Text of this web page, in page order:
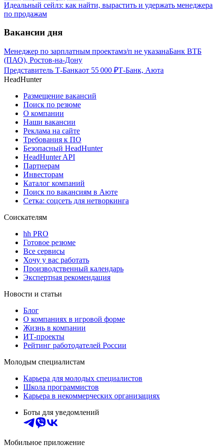
Идеальный сейлз: как найти, вырастить и удержать менеджера
по продажам
Вакансии дня
Менеджер по зарплатным проектамз/п не указанаБанк ВТБ
(ПАО), Ростов-на-Дону
Представитель Т-Банкаот 55 000 ₽Т-Банк, Аюта
HeadHunter
Размещение вакансий
Поиск по резюме
О компании
Наши вакансии
Реклама на сайте
Требования к ПО
Безопасный HeadHunter
HeadHunter API
Партнерам
Инвесторам
Каталог компаний
Поиск по вакансиям в Аюте
Сетка: соцсеть для нетворкинга
Соискателям
hh PRO
Готовое резюме
Все сервисы
Хочу у вас работать
Производственный календарь
Экспертная рекомендация
Новости и статьи
Блог
О компаниях в игровой форме
Жизнь в компании
ИТ-проекты
Рейтинг работодателей России
Молодым специалистам
Карьера для молодых специалистов
Школа программистов
Карьера в некоммерческих организациях
Боты для уведомлений
Мобильное приложение